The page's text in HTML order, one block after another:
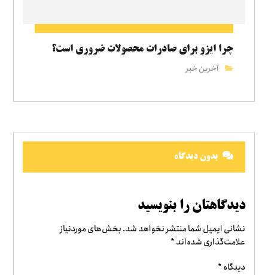
چرا ایزو برای صادرات محصولات ضروری است؟
آخرین خبر
بدون دیدگاه
دیدگاهتان را بنویسید
نشانی ایمیل شما منتشر نخواهد شد.بخش‌های موردنیاز
علامت‌گذاری شده‌اند*
دیدگاه*